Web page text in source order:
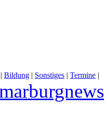
| Bildung | Sonstiges | Termine |